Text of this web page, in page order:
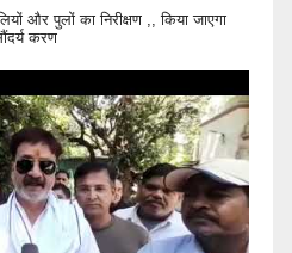
और पुलों का निरीक्षण ,, किया जाएगा
करण